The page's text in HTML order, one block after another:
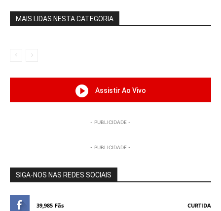
MAIS LIDAS NESTA CATEGORIA
Assistir Ao Vivo
- PUBLICIDADE -
- PUBLICIDADE -
SIGA-NOS NAS REDES SOCIAIS
39,985 Fãs CURTIDA